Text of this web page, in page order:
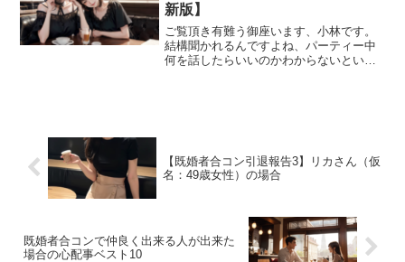
新版】
ご覧頂き有難う御座います、小林です。
結構聞かれるんですよね、パーティー中
何を話したらいいのかわからないとい
【既婚者合コン引退報告3】リカさん（仮
名：49歳女性）の場合
既婚者合コンで仲良く出来る人が出来た
場合の心配事ベスト10